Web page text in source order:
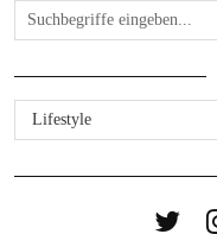
Categories